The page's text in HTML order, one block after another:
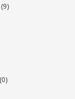
(9)
(0)